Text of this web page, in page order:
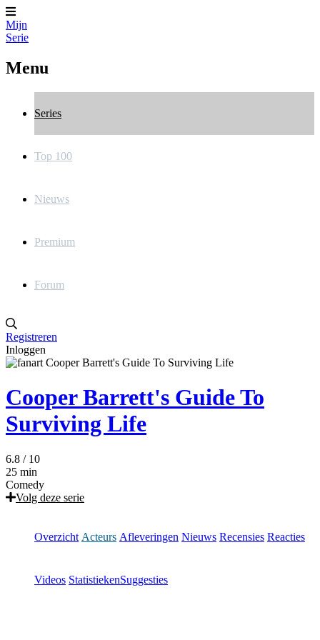
Mijn
Serie
Menu
Series
Top 100
Nieuws
Premium
Forum
Registreren
Inloggen
Cooper Barrett's Guide To
Surviving Life
6.8 / 10
25 min
Comedy
Volg deze serie
Overzicht Acteurs Afleveringen Nieuws Recensies Reacties
Videos StatistiekenSuggesties